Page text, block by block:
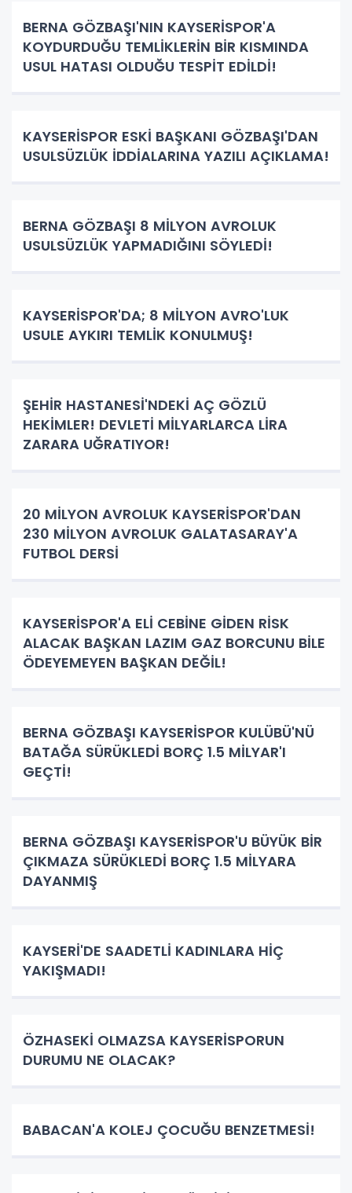
BERNA GÖZBAŞI'NIN KAYSERİSPOR'A
KOYDURDUĞU TEMLİKLERİN BİR KISMINDA
USUL HATASI OLDUĞU TESPİT EDİLDİ!
KAYSERİSPOR ESKİ BAŞKANI GÖZBAŞI'DAN
USULSÜZLÜK İDDİALARINA YAZILI AÇIKLAMA!
BERNA GÖZBAŞI 8 MİLYON AVROLUK
USULSÜZLÜK YAPMADIĞINI SÖYLEDİ!
KAYSERİSPOR'DA; 8 MİLYON AVRO'LUK
USULE AYKIRI TEMLİK KONULMUŞ!
ŞEHİR HASTANESİ'NDEKİ AÇ GÖZLÜ
HEKİMLER! DEVLETİ MİLYARLARCA LİRA
ZARARA UĞRATIYOR!
20 MİLYON AVROLUK KAYSERİSPOR'DAN
230 MİLYON AVROLUK GALATASARAY'A
FUTBOL DERSİ
KAYSERİSPOR'A ELİ CEBİNE GİDEN RİSK
ALACAK BAŞKAN LAZIM GAZ BORCUNU BİLE
ÖDEYEMEYEN BAŞKAN DEĞİL!
BERNA GÖZBAŞI KAYSERİSPOR KULÜBÜ'NÜ
BATAĞA SÜRÜKLEDİ BORÇ 1.5 MİLYAR'I
GEÇTİ!
BERNA GÖZBAŞI KAYSERİSPOR'U BÜYÜK BİR
ÇIKMAZA SÜRÜKLEDİ BORÇ 1.5 MİLYARA
DAYANMIŞ
KAYSERİ'DE SAADETLİ KADINLARA HİÇ
YAKIŞMADI!
ÖZHASEKİ OLMAZSA KAYSERİSPORUN
DURUMU NE OLACAK?
BABACAN'A KOLEJ ÇOCUĞU BENZETMESİ!